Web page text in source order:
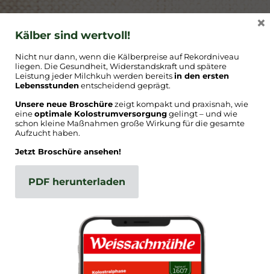
Verfügbarkeit des Leinöls in der Milchkuh. Durch
und die im Lein enthaltenen Blausäuren werden
inaktiviert.
Info:
Bedarf einer Kuh an Omega-3-Fettsäuren: 180 -
200g/ Tag bei 22 kg TM-Auf-nahme in den ersten
Kälber sind wertvoll!
Nicht nur dann, wenn die Kälberpreise auf Rekordniveau
liegen. Die Gesundheit, Widerstandskraft und spätere
Leistung jeder Milchkuh werden bereitsin den ersten
Lebensstundenentscheidend geprägt.
Unsere neue Broschürezeigt kompakt und praxisnah, wie
eineoptimale Kolostrumversorgunggelingt – und wie
schon kleine Maßnahmen große Wirkung für die gesamte
Aufzucht haben.
Jetzt Broschüre ansehen!
PDF herunterladen
×